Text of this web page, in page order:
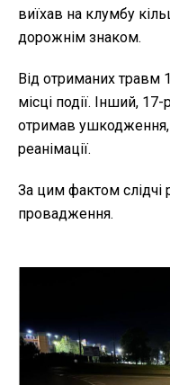
виїхав на клумбу
дорожнім знаком.
Від отриманих травм
місці події. Інший,
отримав ушкодження,
реанімації.
За цим фактом слідчі
провадження.